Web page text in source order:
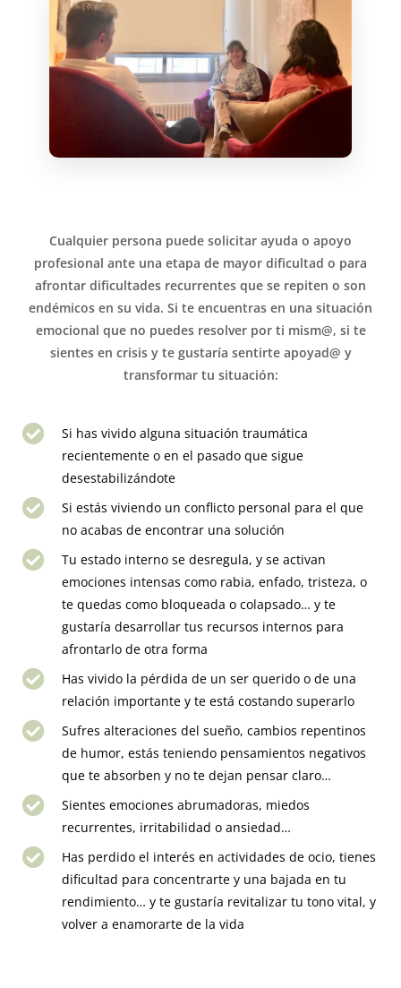
Cualquier persona puede solicitar ayuda o apoyo
profesional ante una etapa de mayor dificultad o para
afrontar dificultades recurrentes que se repiten o son
endémicos en su vida. Si te encuentras en una situación
emocional que no puedes resolver por ti mism@, si te
sientes en crisis y te gustaría sentirte apoyad@ y
transformar tu situación:
Si has vivido alguna situación traumática
recientemente o en el pasado que sigue
desestabilizándote
Si estás viviendo un conflicto personal para el que
no acabas de encontrar una solución
Tu estado interno se desregula, y se activan
emociones intensas como rabia, enfado, tristeza, o
te quedas como bloqueada o colapsado… y te
gustaría desarrollar tus recursos internos para
afrontarlo de otra forma
Has vivido la pérdida de un ser querido o de una
relación importante y te está costando superarlo
Sufres alteraciones del sueño, cambios repentinos
de humor, estás teniendo pensamientos negativos
que te absorben y no te dejan pensar claro…
Sientes emociones abrumadoras, miedos
recurrentes, irritabilidad o ansiedad…
Has perdido el interés en actividades de ocio, tienes
dificultad para concentrarte y una bajada en tu
rendimiento… y te gustaría revitalizar tu tono vital, y
volver a enamorarte de la vida